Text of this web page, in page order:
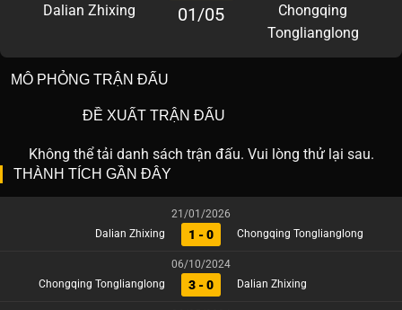
Dalian Zhixing 01/05
Chongqing
Tonglianglong
MÔ PHỎNG TRẬN ĐẤU
ĐỀ XUẤT TRẬN ĐẤU
Không thể tải danh sách trận đấu. Vui lòng thử lại sau.
THÀNH TÍCH GẦN ĐÂY
21/01/2026
Dalian Zhixing
1 - 0 Chongqing Tonglianglong
06/10/2024
Chongqing Tonglianglong
3 - 0 Dalian Zhixing